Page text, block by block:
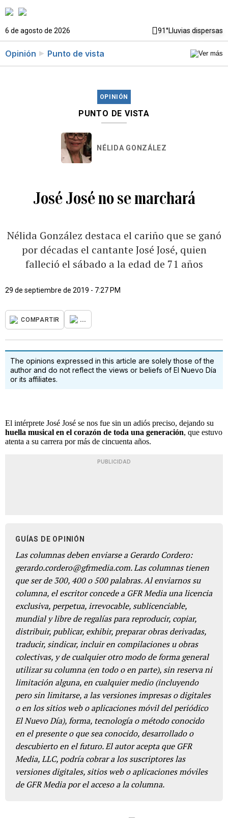
6 de agosto de 2026 91°Lluvias dispersas
Opinión Punto de vista
OPINIÓN
PUNTO DE VISTA
NÉLIDA GONZÁLEZ
José José no se marchará
Nélida González destaca el cariño que se ganó
por décadas el cantante José José, quien
falleció el sábado a la edad de 71 años
29 de septiembre de 2019 - 7:27 PM
COMPARTIR ...
The opinions expressed in this article are solely those of the
author and do not reflect the views or beliefs of El Nuevo Día
or its affiliates.
El intérprete José José se nos fue sin un adiós preciso, dejando su
huella musical en el corazón de toda una generación, que estuvo
atenta a su carrera por más de cincuenta años.
PUBLICIDAD
GUÍAS DE OPINIÓN
Las columnas deben enviarse a Gerardo Cordero:
gerardo.cordero@gfrmedia.com. Las columnas tienen
que ser de 300, 400 o 500 palabras. Al enviarnos su
columna, el escritor concede a GFR Media una licencia
exclusiva, perpetua, irrevocable, sublicenciable,
mundial y libre de regalías para reproducir, copiar,
distribuir, publicar, exhibir, preparar obras derivadas,
traducir, sindicar, incluir en compilaciones u obras
colectivas, y de cualquier otro modo de forma general
utilizar su columna (en todo o en parte), sin reserva ni
limitación alguna, en cualquier medio (incluyendo
pero sin limitarse, a las versiones impresas o digitales
o en los sitios web o aplicaciones móvil del periódico
El Nuevo Día), forma, tecnología o método conocido
en el presente o que sea conocido, desarrollado o
descubierto en el futuro. El autor acepta que GFR
Media, LLC, podría cobrar a los suscriptores las
versiones digitales, sitios web o aplicaciones móviles
de GFR Media por el acceso a la columna.